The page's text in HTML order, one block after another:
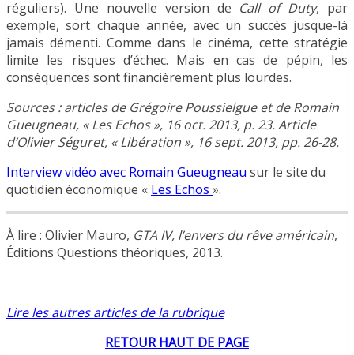
réguliers). Une nouvelle version de Call of Duty, par
exemple, sort chaque année, avec un succès jusque-là
jamais démenti. Comme dans le cinéma, cette stratégie
limite les risques d’échec. Mais en cas de pépin, les
conséquences sont financièrement plus lourdes.
Sources : articles de Grégoire Poussielgue et de Romain
Gueugneau, « Les Echos », 16 oct. 2013, p. 23. Article
d’Olivier Séguret, « Libération », 16 sept. 2013, pp. 26-28.
Interview vidéo avec Romain Gueugneau sur le site du
quotidien économique « Les Echos ».
À lire : Olivier Mauro, GTA IV, l’envers du rêve américain,
Éditions Questions théoriques, 2013.
Lire les autres articles de la rubrique
RETOUR HAUT DE PAGE